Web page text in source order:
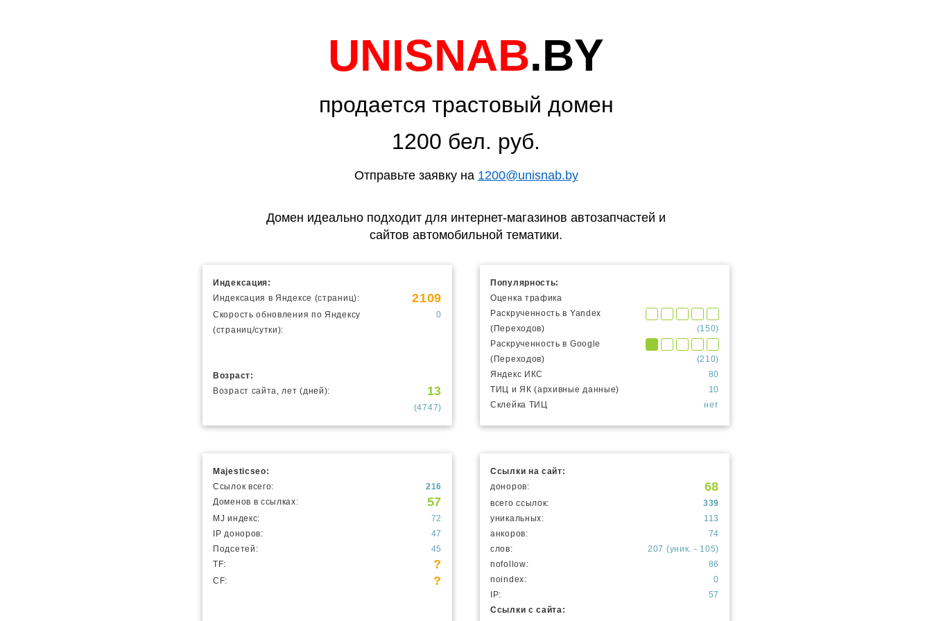
UNISNAB.BY
продается трастовый домен
1200 бел. руб.
Отправьте заявку на 1200@unisnab.by
Домен идеально подходит для интернет-магазинов автозапчастей и
сайтов автомобильной тематики.
Индексация:
Индексация в Яндексе (страниц):
2109
Скорость обновления по Яндексу
(страниц/сутки):
0
Возраст:
Возраст сайта, лет (дней):
13
(4747)
Популярность:
Оценка трафика
Раскрученность в Yandex
(Переходов)
(150)
Раскрученность в Google
(Переходов)
(210)
Яндекс ИКС
80
ТИЦ и ЯК (архивные данные)
10
Склейка ТИЦ
нет
Majesticseo:
Ссылок всего:
216
Доменов в ссылках:
57
MJ индекс:
72
IP доноров:
47
Подсетей:
45
TF:
?
CF: ?
Ссылки на сайт:
доноров:
68
всего ссылок:
339
уникальных:
113
анкоров:
74
слов:
207 (уник. - 105)
nofollow:
86
noindex:
0
IP:
57
Ссылки с сайта: